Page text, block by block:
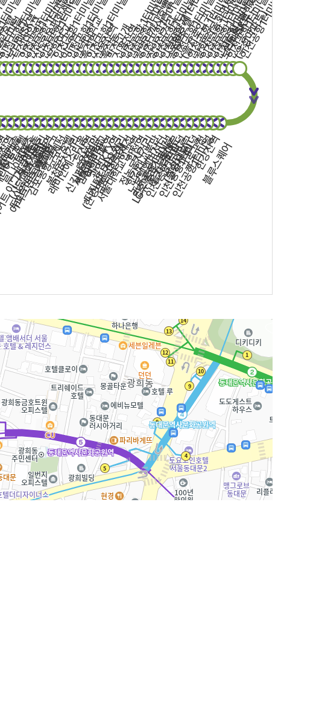
널
텔
미널
항1터미널
보라매SK뷰
낙성대입구
인천공항1터미널
인천공항 1터미널
인천공항1터미널
무학여고
인천공항1터미널
이수역
인천공항1터미널
인덕대학교
흑석역
인천공항1터미널
신용산역
흑석동
박석고개
신용산역
인천공항 1터미널
인천공항1터미널
광명라까사호텔
인천공항1터미널
장안삼거리
인천공항1터미널
인천공항 제1터미널
송정역
인천공항1터미널
로얄호텔
(을지로입구)
인천공항 1터미널
광화문(동화면세점)
인천공항 1터미널
인천공항1터미널
인천공항1터미널
보라매SK뷰
인천공항1터미널
신도림e편한세상
(우성아파트)
인천공항1터미널
한강진역
블루스퀘어
인천공항1터미널
구로구청
인천공항1터미널
낙성대입구
인천공항1터미널
동대문
(흥인지문)
인천공항1터미널
노보텔엠버서더
을지로코업
한강대교북단
LG유플러스본사
전농동사거리
합정역
서울대학교입구역
김포공항국제선
디지털단지오거리
광명KTX역
여의나루역
(한강버스 선착장)
서울고등학교
효사정앞
당산역
삼성래미안
래미안에스티움
신길파크자이
봉천로사거리
공군호텔
김포공항 국제선
신정교입구
증미역
응봉사거리
이촌동
두산위브트레지움
남성초
(사당대아신협)
호텔
제큐티브
아파트먼트 서울)
캐슬
루나아파트
역구